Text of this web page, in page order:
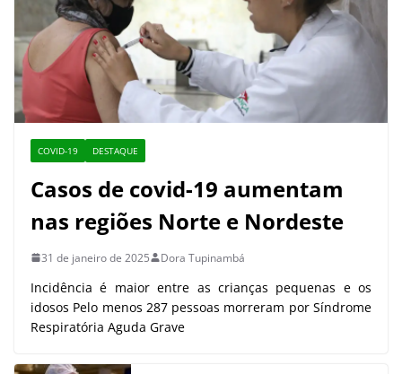
COVID-19 DESTAQUE
Casos de covid-19 aumentam
nas regiões Norte e Nordeste
31 de janeiro de 2025 Dora Tupinambá
Incidência é maior entre as crianças pequenas e os
idosos Pelo menos 287 pessoas morreram por Síndrome
Respiratória Aguda Grave